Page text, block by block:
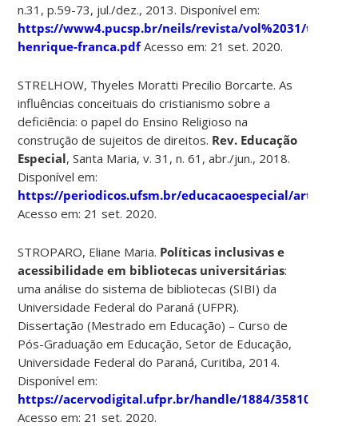
n.31, p.59-73, jul./dez., 2013. Disponível em:
https://www4.pucsp.br/neils/revista/vol%2031/tiago-
henrique-franca.pdfAcesso em: 21 set. 2020.
STRELHOW, Thyeles Moratti Precilio Borcarte. As
influências conceituais do cristianismo sobre a
deficiência: o papel do Ensino Religioso na
construção de sujeitos de direitos. Rev. Educação
Especial, Santa Maria, v. 31, n. 61, abr./jun., 2018.
Disponível em:
https://periodicos.ufsm.br/educacaoespecial/article/
Acesso em: 21 set. 2020.
STROPARO, Eliane Maria. Políticas inclusivas e
acessibilidade em bibliotecas universitárias:
uma análise do sistema de bibliotecas (SIBI) da
Universidade Federal do Paraná (UFPR).
Dissertação (Mestrado em Educação) – Curso de
Pós-Graduação em Educação, Setor de Educação,
Universidade Federal do Paraná, Curitiba, 2014.
Disponível em:
https://acervodigital.ufpr.br/handle/1884/35810
Acesso em: 21 set. 2020.